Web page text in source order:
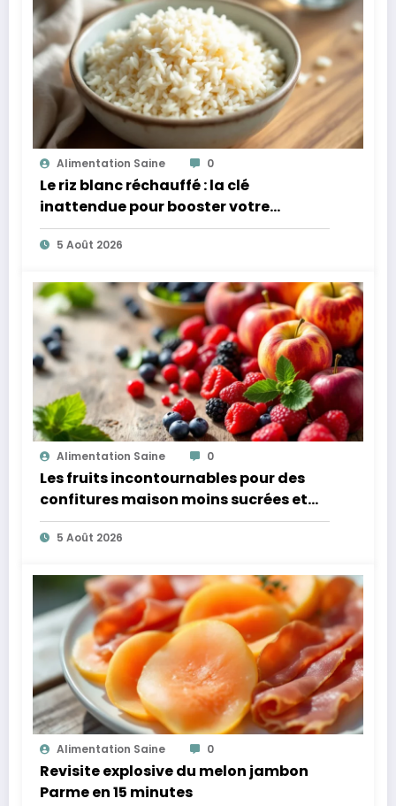
Alimentation Saine 0
Le riz blanc réchauffé : la clé
inattendue pour booster votre
microbiote
5 Août 2026
Alimentation Saine 0
Les fruits incontournables pour des
confitures maison moins sucrées et
plus légères
5 Août 2026
Alimentation Saine 0
Revisite explosive du melon jambon
Parme en 15 minutes